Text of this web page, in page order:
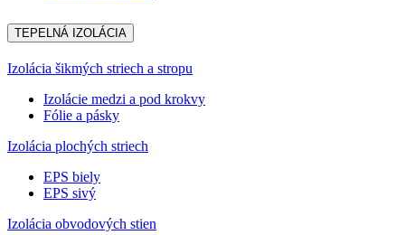
TEPELNÁ IZOLÁCIA
Izolácia šikmých striech a stropu
Izolácie medzi a pod krokvy
Fólie a pásky
Izolácia plochých striech
EPS biely
EPS sivý
Izolácia obvodových stien